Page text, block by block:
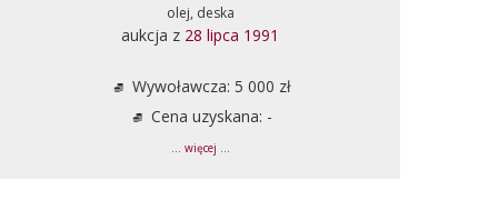
olej, deska
aukcja z 28 lipca 1991
Wywoławcza: 5 000 zł
Cena uzyskana: -
... więcej ...